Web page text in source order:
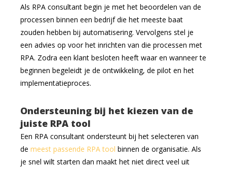
Als RPA consultant begin je met het beoordelen van de
processen binnen een bedrijf die het meeste baat
zouden hebben bij automatisering. Vervolgens stel je
een advies op voor het inrichten van die processen met
RPA. Zodra een klant besloten heeft waar en wanneer te
beginnen begeleidt je de ontwikkeling, de pilot en het
implementatieproces.
Ondersteuning bij het kiezen van de
juiste RPA tool
Een RPA consultant ondersteunt bij het selecteren van
de meest passende RPA tool binnen de organisatie. Als
je snel wilt starten dan maakt het niet direct veel uit